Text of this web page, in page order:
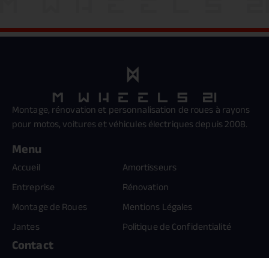
Montage, rénovation et personnalisation de roues à rayons
pour motos, voitures et véhicules électriques depuis 2008.
Menu
Accueil
Entreprise
Montage de Roues
Jantes
Amortisseurs
Rénovation
Mentions Légales
Politique de Confidentialité
Contact